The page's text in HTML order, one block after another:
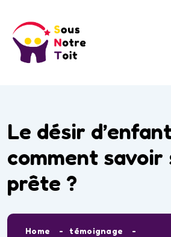
Le désir
comment savoir
prête ?
Home
témoignage